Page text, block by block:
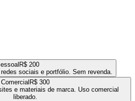
R$ 200
sociais e portfólio. Sem revenda.
Comercial R$ 300
e materiais de marca. Uso comercial
liberado.